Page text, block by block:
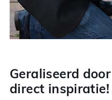
Geraliseerd
direct inspiratie!